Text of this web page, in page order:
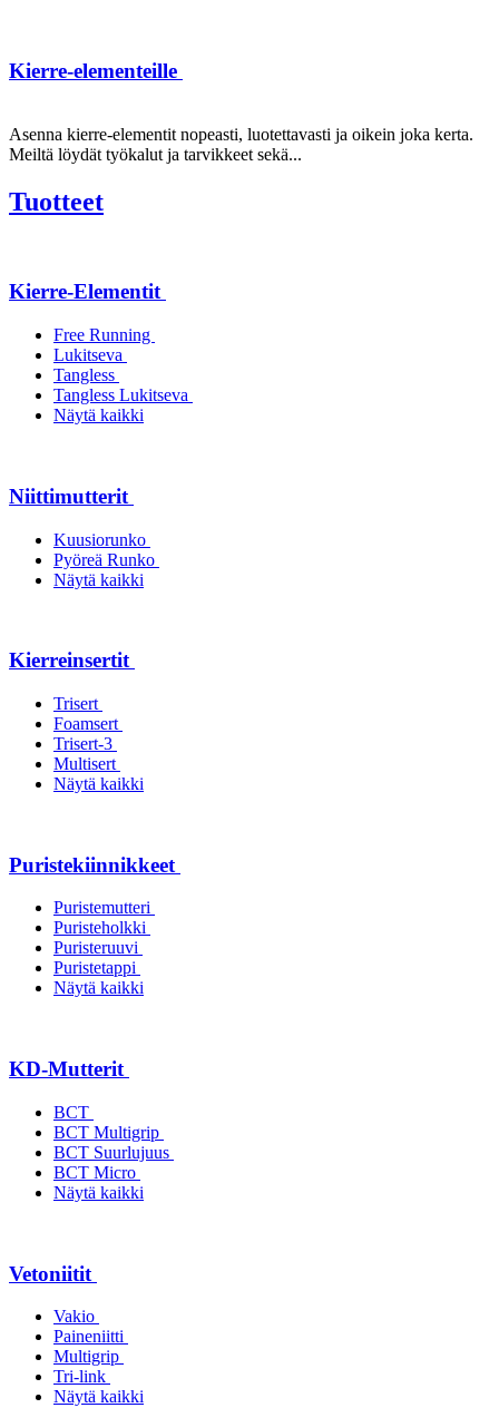
Kierre-elementeille
Asenna kierre-elementit nopeasti, luotettavasti ja oikein joka kerta.
Meiltä löydät työkalut ja tarvikkeet sekä...
Tuotteet
Kierre-Elementit
Free Running
Lukitseva
Tangless
Tangless Lukitseva
Näytä kaikki
Niittimutterit
Kuusiorunko
Pyöreä Runko
Näytä kaikki
Kierreinsertit
Trisert
Foamsert
Trisert-3
Multisert
Näytä kaikki
Puristekiinnikkeet
Puristemutteri
Puristeholkki
Puristeruuvi
Puristetappi
Näytä kaikki
KD-Mutterit
BCT
BCT Multigrip
BCT Suurlujuus
BCT Micro
Näytä kaikki
Vetoniitit
Vakio
Paineniitti
Multigrip
Tri-link
Näytä kaikki